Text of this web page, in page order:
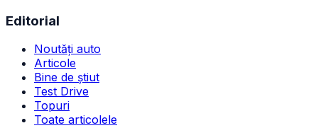
Editorial
Noutăți auto
Articole
Bine de știut
Test Drive
Topuri
Toate articolele